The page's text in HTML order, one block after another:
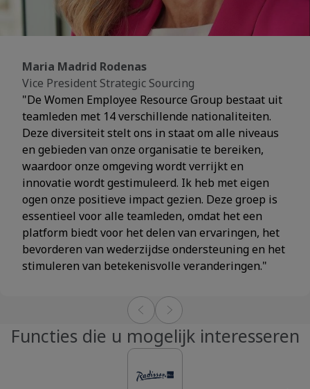
Maria Madrid Rodenas
Vice President Strategic Sourcing
"De Women Employee Resource Group bestaat uit
teamleden met 14 verschillende nationaliteiten.
Deze diversiteit stelt ons in staat om alle niveaus
en gebieden van onze organisatie te bereiken,
waardoor onze omgeving wordt verrijkt en
innovatie wordt gestimuleerd. Ik heb met eigen
ogen onze positieve impact gezien. Deze groep is
essentieel voor alle teamleden, omdat het een
platform biedt voor het delen van ervaringen, het
bevorderen van wederzijdse ondersteuning en het
stimuleren van betekenisvolle veranderingen."
Functies die u mogelijk interesseren